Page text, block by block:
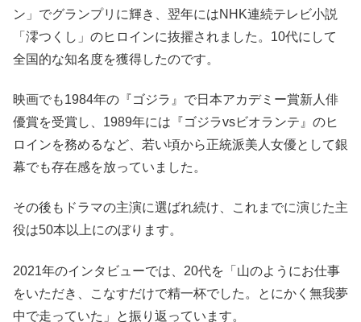
ン」でグランプリに輝き、翌年にはNHK連続テレビ小説
「澪つくし」のヒロインに抜擢されました。10代にして
全国的な知名度を獲得したのです。
映画でも1984年の『ゴジラ』で日本アカデミー賞新人俳
優賞を受賞し、1989年には『ゴジラvsビオランテ』のヒ
ロインを務めるなど、若い頃から正統派美人女優として銀
幕でも存在感を放っていました。
その後もドラマの主演に選ばれ続け、これまでに演じた主
役は50本以上にのぼります。
2021年のインタビューでは、20代を「山のようにお仕事
をいただき、こなすだけで精一杯でした。とにかく無我夢
中で走っていた」と振り返っています。